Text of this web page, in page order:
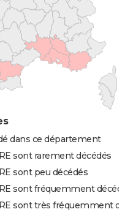
dans ce département
sont rarement décédés
sont peu décédés
sont fréquemment
sont très fréquemment